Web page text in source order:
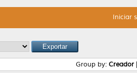
Iniciar
Group by: Creador